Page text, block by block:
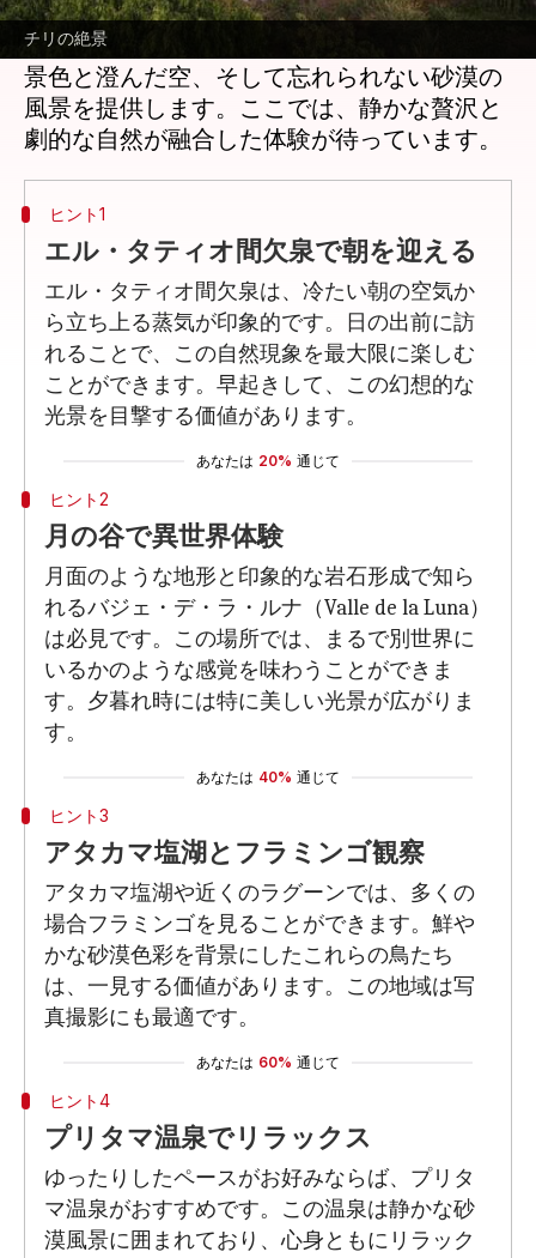
チリの絶景
して最適な場所です。アンデス山脈とその周
辺の山々に囲まれたこの高地地域は、広大な
景色と澄んだ空、そして忘れられない砂漠の
風景を提供します。ここでは、静かな贅沢と
ヒント1
エル・タティオ間欠泉で朝を迎える
エル・タティオ間欠泉は、冷たい朝の空気か
ら立ち上る蒸気が印象的です。日の出前に訪
れることで、この自然現象を最大限に楽しむ
ことができます。早起きして、この幻想的な
光景を目撃する価値があります。
あなたは 20% 通じて
ヒント2
月の谷で異世界体験
月面のような地形と印象的な岩石形成で知ら
れるバジェ・デ・ラ・ルナ（Valle de la Luna）
は必見です。この場所では、まるで別世界に
いるかのような感覚を味わうことができま
す。夕暮れ時には特に美しい光景が広がりま
す。
あなたは 40% 通じて
ヒント3
アタカマ塩湖とフラミンゴ観察
アタカマ塩湖や近くのラグーンでは、多くの
場合フラミンゴを見ることができます。鮮や
かな砂漠色彩を背景にしたこれらの鳥たち
は、一見する価値があります。この地域は写
真撮影にも最適です。
あなたは 60% 通じて
ヒント4
プリタマ温泉でリラックス
ゆったりしたペースがお好みならば、プリタ
マ温泉がおすすめです。この温泉は静かな砂
漠風景に囲まれており、心身ともにリラック